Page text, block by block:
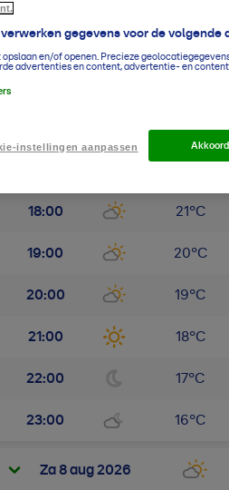
daagse per uur
Vr 7 aug 2026
18:00 21°C
19:00 20°C
20:00 19°C
21:00 18°C
22:00 17°C
23:00 16°C
Za 8 aug 2026
gegevens voor de volgende
opslaan en/of openen. Precieze
advertenties en content, advertentie- en
instellingen aanpassen Akkoord